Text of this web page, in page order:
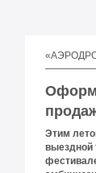
Этим
выездной